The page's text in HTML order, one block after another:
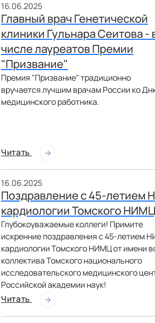
16.06.2025
Главный врач Генетической
клиники Гульнара Сеитова -
числе лауреатов Премии
"Призвание"
Премия "Призвание" традиционно
вручается лучшим врачам России ко
медицинского работника.
Читать
16.06.2025
Поздравление с 45-летием
кардиологии Томского
Глубокоуважаемые коллеги! Примите
искренние поздравления с 45-летием
кардиологии Томского НИМЦ от имени
коллектива Томского национального
исследовательского медицинского
Российской академии наук!
Читать